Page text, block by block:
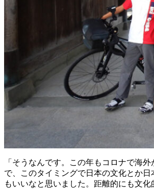
「そうなんです。この年もコロナで海
で、このタイミングで日本の文化とか
もいいなと思いました。距離的にも文